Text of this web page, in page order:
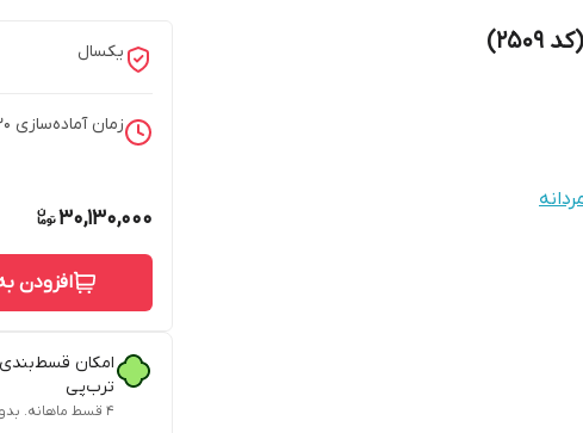
یکسال
زمان آماده‌سازی
30,130,000
افزودن
امکان
ترب‌پی
۴ قسط ماهانه. بدون سود، چک و ضامن.